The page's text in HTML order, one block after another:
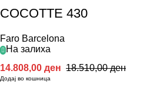
COCOTTE 430
Faro Barcelona
На залиха
18.510,00ден
14.808,00 ден
Додај во кошница